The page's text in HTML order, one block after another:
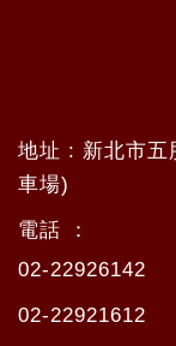
地址 : 新北市五
車場)
電話 ：
02-22926142
02-22921612